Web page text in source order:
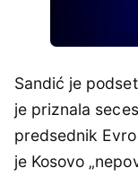
Sandić je
je priznala
predsednik
je Kosovo